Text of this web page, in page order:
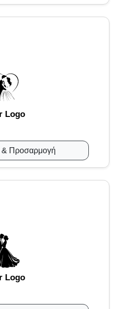
Logo
Προσαρμογή
Logo